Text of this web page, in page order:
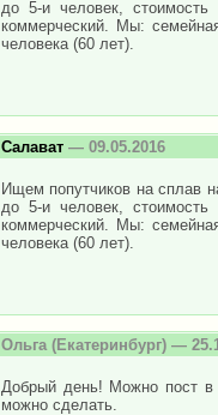
до 5-и человек,
коммерческий. Мы:
человека (60 лет).
Салават — 09.05.2016
Ищем попутчиков на сплав
до 5-и человек,
коммерческий. Мы:
человека (60 лет).
Ольга (Екатеринбург) —
Добрый день! Можно пост в
можно сделать.